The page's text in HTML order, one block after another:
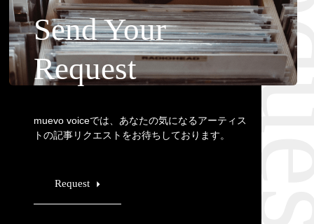
Send Your
Request
muevo voiceでは、あなたの気になるアーティス
トの記事リクエストをお待ちしております。
Request